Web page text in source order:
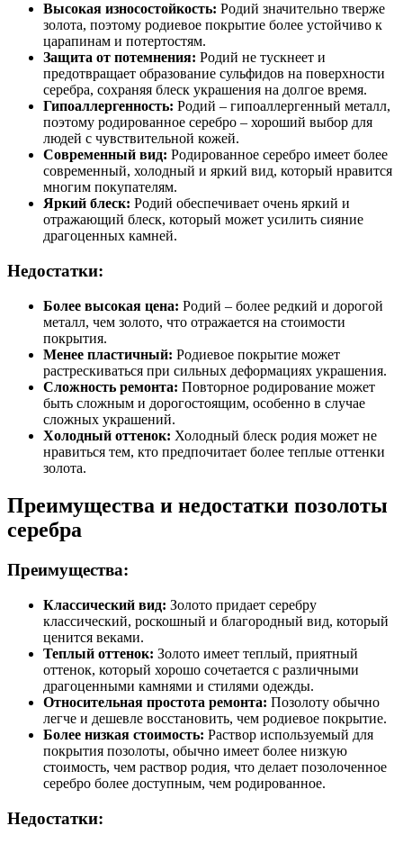
Высокая износостойкость: Родий значительно тверже
золота, поэтому родиевое покрытие более устойчиво к
царапинам и потертостям.
Защита от потемнения: Родий не тускнеет и
предотвращает образование сульфидов на поверхности
серебра, сохраняя блеск украшения на долгое время.
Гипоаллергенность: Родий – гипоаллергенный металл,
поэтому родированное серебро – хороший выбор для
людей с чувствительной кожей.
Современный вид: Родированное серебро имеет более
современный, холодный и яркий вид, который нравится
многим покупателям.
Яркий блеск: Родий обеспечивает очень яркий и
отражающий блеск, который может усилить сияние
драгоценных камней.
Недостатки:
Более высокая цена: Родий – более редкий и дорогой
металл, чем золото, что отражается на стоимости
покрытия.
Менее пластичный: Родиевое покрытие может
растрескиваться при сильных деформациях украшения.
Сложность ремонта: Повторное родирование может
быть сложным и дорогостоящим, особенно в случае
сложных украшений.
Холодный оттенок: Холодный блеск родия может не
нравиться тем, кто предпочитает более теплые оттенки
золота.
Преимущества и недостатки позолоты
серебра
Преимущества:
Классический вид: Золото придает серебру
классический, роскошный и благородный вид, который
ценится веками.
Теплый оттенок: Золото имеет теплый, приятный
оттенок, который хорошо сочетается с различными
драгоценными камнями и стилями одежды.
Относительная простота ремонта: Позолоту обычно
легче и дешевле восстановить, чем родиевое покрытие.
Более низкая стоимость: Раствор используемый для
покрытия позолоты, обычно имеет более низкую
стоимость, чем раствор родия, что делает позолоченное
серебро более доступным, чем родированное.
Недостатки: